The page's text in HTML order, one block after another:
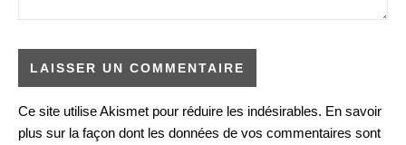
Ce site utilise Akismet pour réduire les indésirables. En savoir
plus sur la façon dont les données de vos commentaires sont